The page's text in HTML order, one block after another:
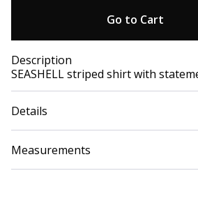
Go to Cart
Description
SEASHELL striped shirt with
Details
Measurements